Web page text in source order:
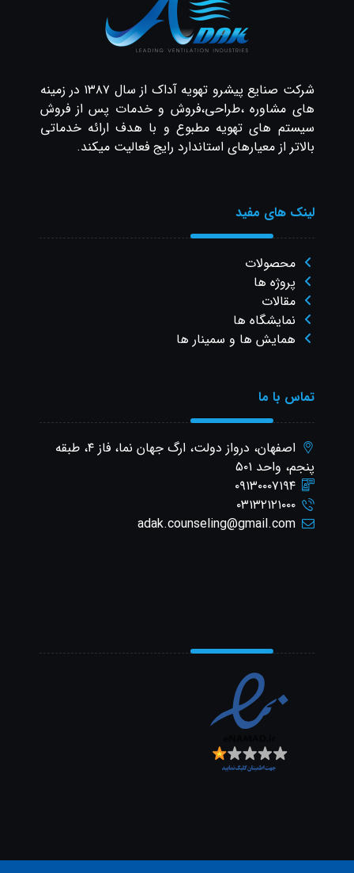
شرکت صنایع پیشرو تهویه آداک از سال ۱۳۸۷ در زمینه
های مشاوره ،طراحی،فروش و خدمات پس از فروش
سیستم های تهویه مطبوع و با هدف ارائه خدماتی
بالاتر از معیارهای استاندارد رایج فعالیت میکند.
لینک های مفید
محصولات
پروژه ها
مقالات
نمایشگاه ها
همایش ها و سمینار ها
تماس با ما
اصفهان، درواز دولت، ارگ جهان نما، فاز ۴، طبقه
پنجم، واحد ۵۰۱
۰۹۱۳۰۰۰۷۱۹۴
۰۳۱۳۲۱۲۱۰۰۰
adak.counseling@gmail.com